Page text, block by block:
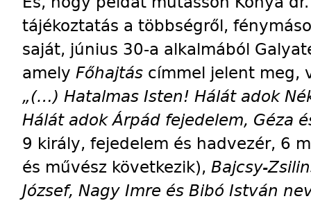
tájékoztatás a többségről,
saját, június 30-a alkalmából
amely Főhajtás címmel jelent meg,
„(…) Hatalmas Isten! Hálát adok
Hálát adok Árpád fejedelem, Géza
9 király, fejedelem és hadvezér, 6
és művész következik), Bajcsy-
József, Nagy Imre és Bibó István